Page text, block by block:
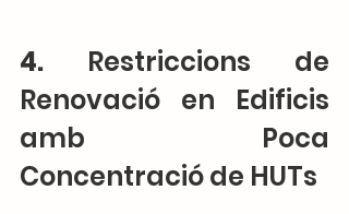
4. Restriccions de
Renovació en Edificis
amb Poca
Concentració de HUTs